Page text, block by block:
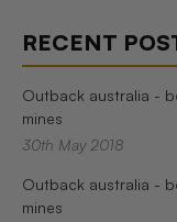
RECENT
Outback australia -
mines
30th May 2018
Outback australia -
mines